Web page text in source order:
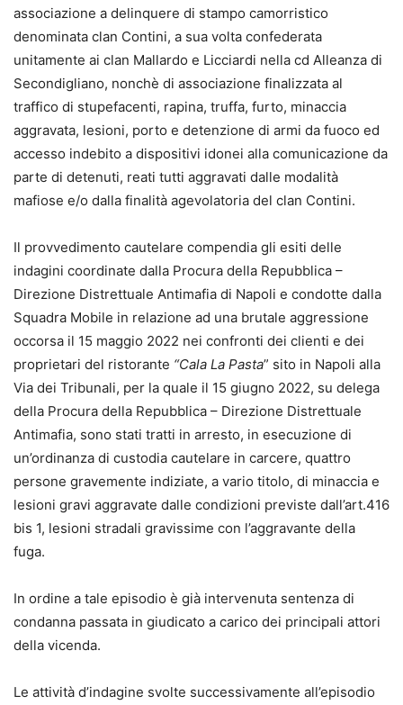
associazione a delinquere di stampo camorristico
denominata clan Contini, a sua volta confederata
unitamente ai clan Mallardo e Licciardi nella cd Alleanza di
Secondigliano, nonchè di associazione finalizzata al
traffico di stupefacenti, rapina, truffa, furto, minaccia
aggravata, lesioni, porto e detenzione di armi da fuoco ed
accesso indebito a dispositivi idonei alla comunicazione da
parte di detenuti, reati tutti aggravati dalle modalità
mafiose e/o dalla finalità agevolatoria del clan Contini.
Il provvedimento cautelare compendia gli esiti delle
indagini coordinate dalla Procura della Repubblica –
Direzione Distrettuale Antimafia di Napoli e condotte dalla
Squadra Mobile in relazione ad una brutale aggressione
occorsa il 15 maggio 2022 nei confronti dei clienti e dei
proprietari del ristorante “Cala La Pasta” sito in Napoli alla
Via dei Tribunali, per la quale il 15 giugno 2022, su delega
della Procura della Repubblica – Direzione Distrettuale
Antimafia, sono stati tratti in arresto, in esecuzione di
un’ordinanza di custodia cautelare in carcere, quattro
persone gravemente indiziate, a vario titolo, di minaccia e
lesioni gravi aggravate dalle condizioni previste dall’art.416
bis 1, lesioni stradali gravissime con l’aggravante della
fuga.
In ordine a tale episodio è già intervenuta sentenza di
condanna passata in giudicato a carico dei principali attori
della vicenda.
Le attività d’indagine svolte successivamente all’episodio